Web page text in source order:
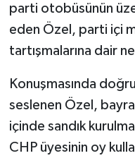
parti otobüsünün
eden Özel, parti içi
tartışmalarına dair
Konuşmasında
seslenen Özel,
içinde sandık
CHP üyesinin oy